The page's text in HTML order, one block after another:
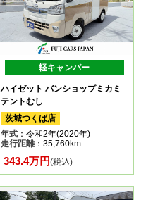
軽キャンパー
ハイゼット バンショップミカミ
テントむし
茨城つくば店
年式：令和2年(2020年)
走行距離：35,760km
343.4万円(税込)